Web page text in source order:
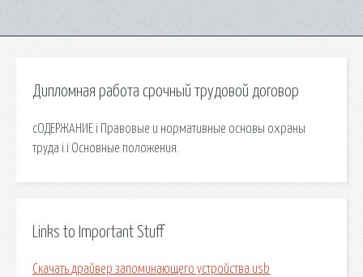
Дипломная работа срочный трудовой договор
cОДЕРЖАНИЕ i Правовые и нормативные основы охраны
труда i.i Основные положения.
Links to Important Stuff
Скачать драйвер запоминающего устройства usb